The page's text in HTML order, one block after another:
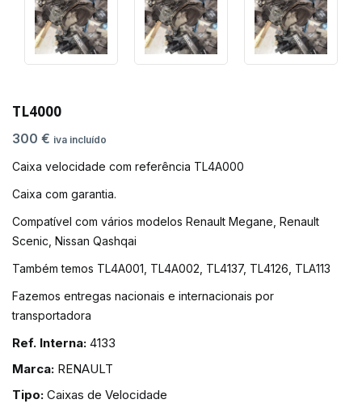
TL4000
300 € iva incluído
Caixa velocidade com referência TL4A000
Caixa com garantia.
Compatível com vários modelos Renault Megane, Renault
Scenic, Nissan Qashqai
Também temos TL4A001, TL4A002, TL4137, TL4126, TLA113
Fazemos entregas nacionais e internacionais por
transportadora
Ref. Interna: 4133
Marca: RENAULT
Tipo: Caixas de Velocidade